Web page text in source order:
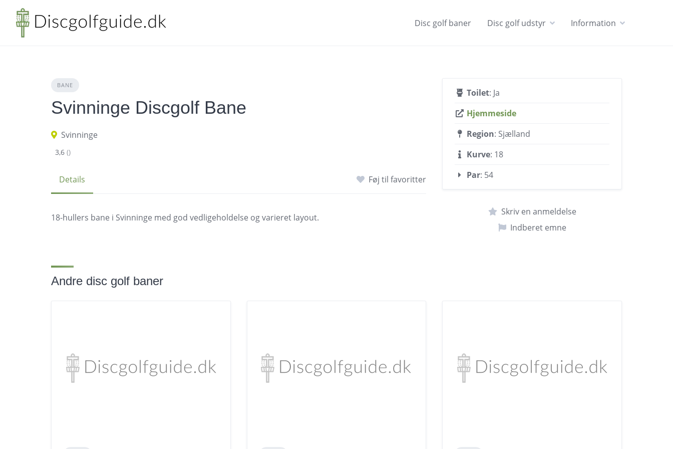
content
Disc golf baner Disc golf udstyr Information
BANE
Svinninge Discgolf Bane
Svinninge
3,6 ()
Details Føj til favoritter
18-hullers bane i Svinninge med god vedligeholdelse og varieret layout.
Toilet: Ja
Hjemmeside
Region: Sjælland
Kurve: 18
Par: 54
Skriv en anmeldelse
Indberet emne
Andre disc golf baner